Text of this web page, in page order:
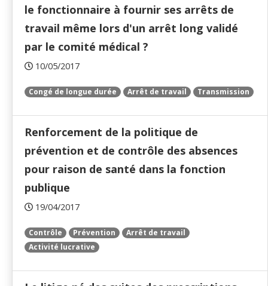
le fonctionnaire à fournir ses arrêts de
travail même lors d'un arrêt long validé
par le comité médical ?
10/05/2017
Congé de longue durée Arrêt de travail Transmission
Renforcement de la politique de
prévention et de contrôle des absences
pour raison de santé dans la fonction
publique
19/04/2017
Contrôle Prévention
Arrêt de travail
Activité lucrative